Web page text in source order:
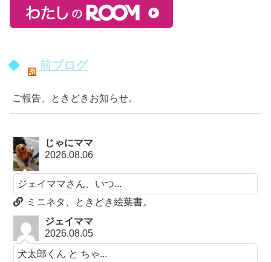
前ブログ
ご報告、ときどきお知らせ。
じゃにママ
2026.08.06
ジェイママさん、いつ...
ミニネタ、ときどき絵葉書。
ジェイママ
2026.08.05
犬太郎くん と ちゃ...